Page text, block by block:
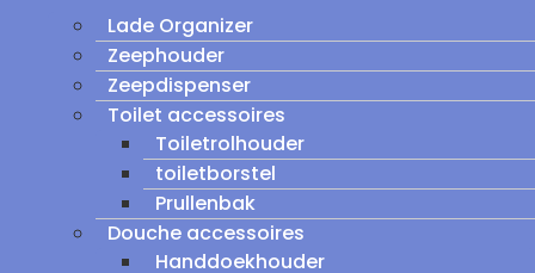
Lade Organizer
Zeephouder
Zeepdispenser
Toilet accessoires
Toiletrolhouder
toiletborstel
Prullenbak
Douche accessoires
Handdoekhouder